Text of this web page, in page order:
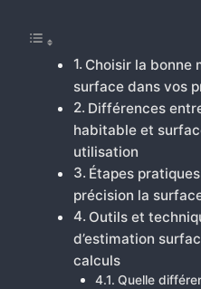
Choisir la bonne
surface dans vos
Différences
habitable et
utilisation
Étapes
précision la
Outils et
d’estimation
calculs
Quelle